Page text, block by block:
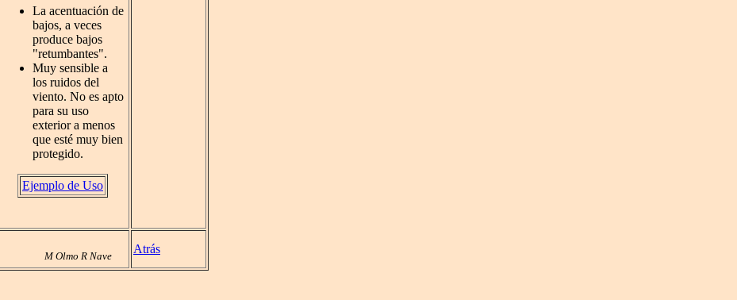
La acentuación de
bajos, a veces
produce bajos
"retumbantes".
Muy sensible a
los ruidos del
viento. No es apto
para su uso
exterior a menos
que esté muy bien
protegido.
Ejemplo de Uso
M Olmo R Nave
Atrás